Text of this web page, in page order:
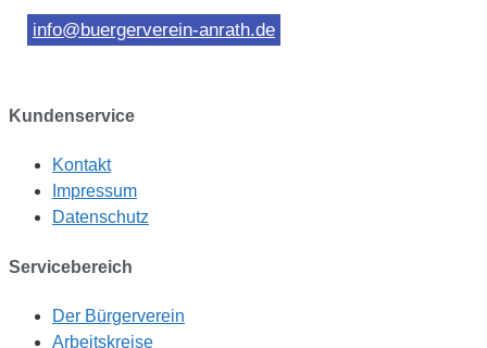
info@buergerverein-anrath.de
Kundenservice
Kontakt
Impressum
Datenschutz
Servicebereich
Der Bürgerverein
Arbeitskreise